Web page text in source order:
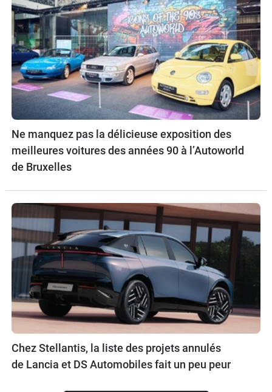
Ne manquez pas la délicieuse exposition des
meilleures voitures des années 90 à l’Autoworld
de Bruxelles
Chez Stellantis, la liste des projets annulés
de Lancia et DS Automobiles fait un peu peur